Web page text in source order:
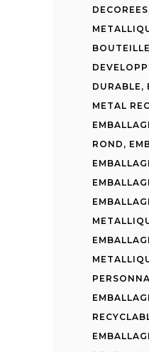
DECOREES
DURABLE ,
METAL
ROND ,